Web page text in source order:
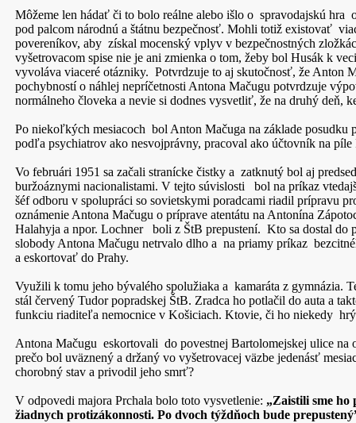
Môžeme len hádať či to bolo reálne alebo išlo o spravodajskú
pod palcom národnú a štátnu bezpečnosť. Mohli totiž existovať
povereníkov, aby získal mocenský vplyv v bezpečnostných
vyšetrovacom spise nie je ani zmienka o tom, žeby bol Husák k
vyvoláva viaceré otázniky. Potvrdzuje to aj skutočnosť, že Anton
pochybností o náhlej nepríčetnosti Antona Mačugu potvrdzuje
normálneho človeka a nevie si dodnes vysvetliť, že na druhý deň,
Po niekoľkých mesiacoch bol Anton Mačuga na základe posudku
podľa psychiatrov ako nesvojprávny, pracoval ako účtovník na píle
Vo februári 1951 sa začali stranícke čistky a zatknutý bol aj
buržoáznymi nacionalistami. V tejto súvislosti bol na príkaz
šéf odboru v spolupráci so sovietskymi poradcami riadil prípravu
oznámenie Antona Mačugu o príprave atentátu na Antonína
Halahyja a npor. Lochner boli z ŠtB prepustení. Kto sa dostal do
slobody Antona Mačugu netrvalo dlho a na priamy príkaz
a eskortovať do Prahy.
Využili k tomu jeho bývalého spolužiaka a kamaráta z gymnázia.
stál červený Tudor popradskej ŠtB. Zradca ho potlačil do auta a
funkciu riaditeľa nemocnice v Košiciach. Ktovie, či ho niekedy
Antona Mačugu eskortovali do povestnej Bartolomejskej ulice
prečo bol uväznený a držaný vo vyšetrovacej väzbe jedenásť
chorobný stav a privodil jeho smrť?
V odpovedi majora Prchala bolo toto vysvetlenie: „Zaistili sme ho
žiadnych protizákonnosti. Po dvoch týždňoch bude